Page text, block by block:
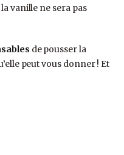
la vanille ne sera pas
de pousser la
peut vous donner ! Et